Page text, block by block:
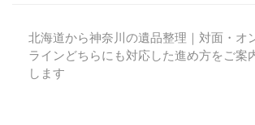
北海道から神奈川の遺品整理｜対面・オ
ラインどちらにも対応した進め方をご案
します